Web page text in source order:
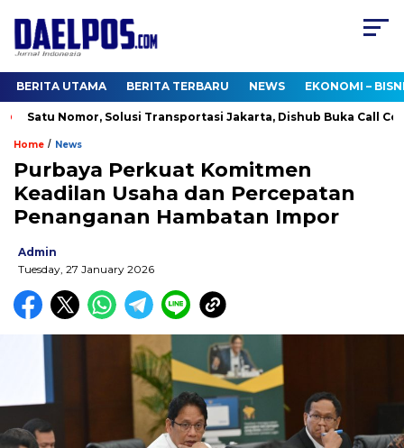
BERITA UTAMA BERITA TERBARU NEWS EKONOMI –
Satu Nomor, Solusi Transportasi Jakarta, Dishub Buka Call Center
Home / News
Purbaya Perkuat Komitmen
Keadilan Usaha dan Percepatan
Penanganan Hambatan Impor
Admin
Tuesday, 27 January 2026